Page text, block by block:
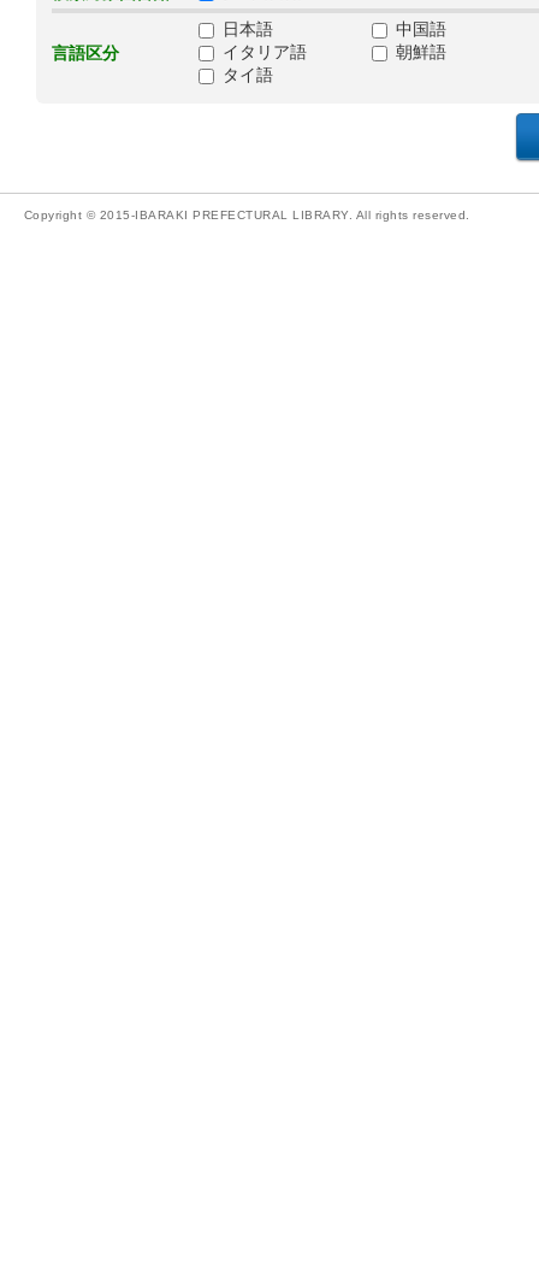
言語区分
日本語
中国語
イタリア語
朝鮮語
タイ語
Copyright © 2015-IBARAKI PREFECTURAL LIBRARY. All rights reserved.